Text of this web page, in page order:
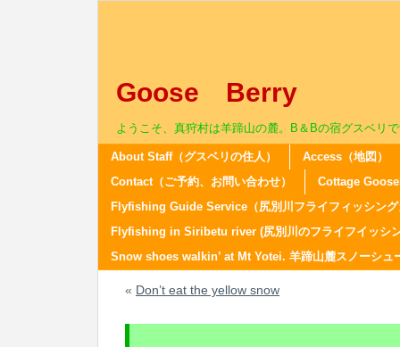
Goose Berry
ようこそ、真狩村は羊蹄山の麓。B＆Bの宿グスベリ
About Staff（グスベリの住人）
Access（地図）
Contact（ご予約、お問い合わせ）
Cottage
Flyfishing Guide Service（尻別川フライフィッシン
Flyfishing in Siribetu river (尻別川のフライフイッシ
Snow shoes walkin’ at Mt Yotei. 羊蹄山麓スノーシュ
« Don’t eat the yellow snow